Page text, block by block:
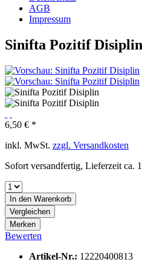
AGB
Impressum
Sinifta Pozitif Disiplin
6,50 € *
inkl. MwSt. zzgl. Versandkosten
Sofort versandfertig, Lieferzeit ca.
In den Warenkorb
Vergleichen
Merken
Bewerten
Artikel-Nr.: 12220400813